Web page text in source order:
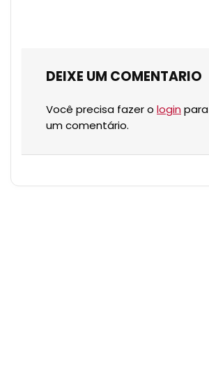
DEIXE UM COMENTARIO
Você precisa fazer o login
um comentário.